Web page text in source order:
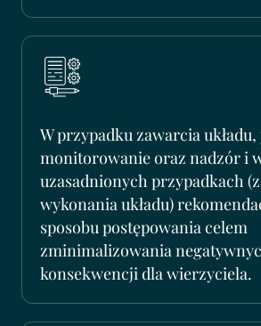
W przypadku zawarcia układu,
monitorowanie oraz nadzór i
uzasadnionych przypadkach
wykonania układu)
sposobu postępowania celem
zminimalizowania
konsekwencji dla wierzyciela.